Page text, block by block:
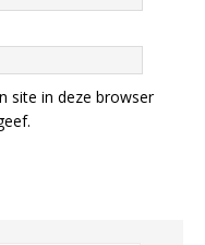
site in deze browser